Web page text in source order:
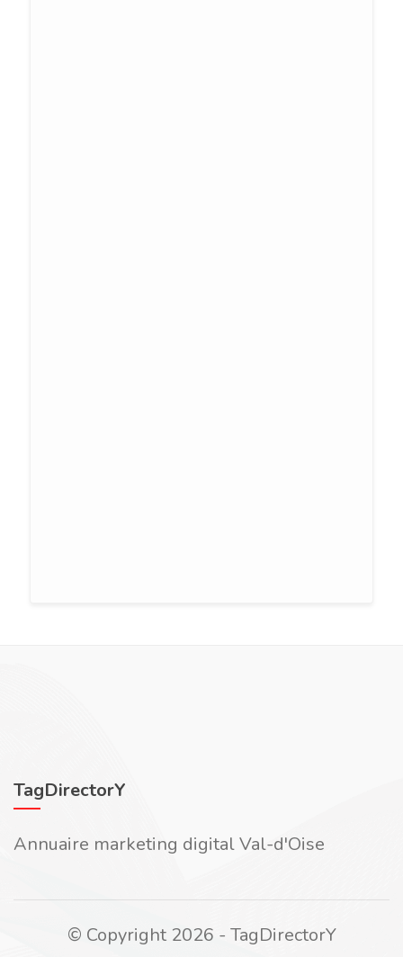
TagDirectorY
Annuaire marketing digital Val-d'Oise
© Copyright 2026 - TagDirectorY